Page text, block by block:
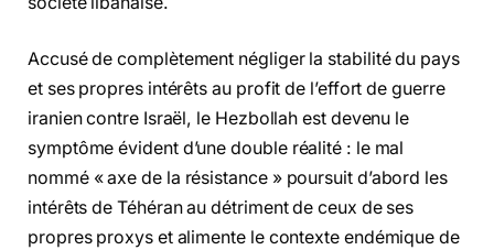
Accusé de complètement négliger la stabilité du pays
et ses propres intérêts au profit de l’effort de guerre
iranien contre Israël, le Hezbollah est devenu le
symptôme évident d’une double réalité : le mal
nommé « axe de la résistance » poursuit d’abord les
intérêts de Téhéran au détriment de ceux de ses
propres proxys et alimente le contexte endémique de